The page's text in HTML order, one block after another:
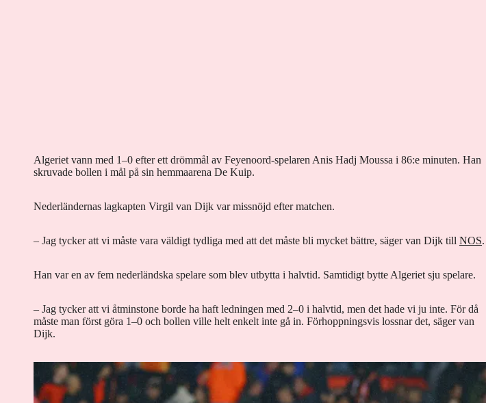
Algeriet vann med 1–0 efter ett drömmål av Feyenoord-spelaren Anis Hadj Moussa i 86:e minuten. Han
skruvade bollen i mål på sin hemmaarena De Kuip.
Nederländernas lagkapten Virgil van Dijk var missnöjd efter matchen.
– Jag tycker att vi måste vara väldigt tydliga med att det måste bli mycket bättre, säger van Dijk till NOS.
Han var en av fem nederländska spelare som blev utbytta i halvtid. Samtidigt bytte Algeriet sju spelare.
– Jag tycker att vi åtminstone borde ha haft ledningen med 2–0 i halvtid, men det hade vi ju inte. För då
måste man först göra 1–0 och bollen ville helt enkelt inte gå in. Förhoppningsvis lossnar det, säger van
Dijk.